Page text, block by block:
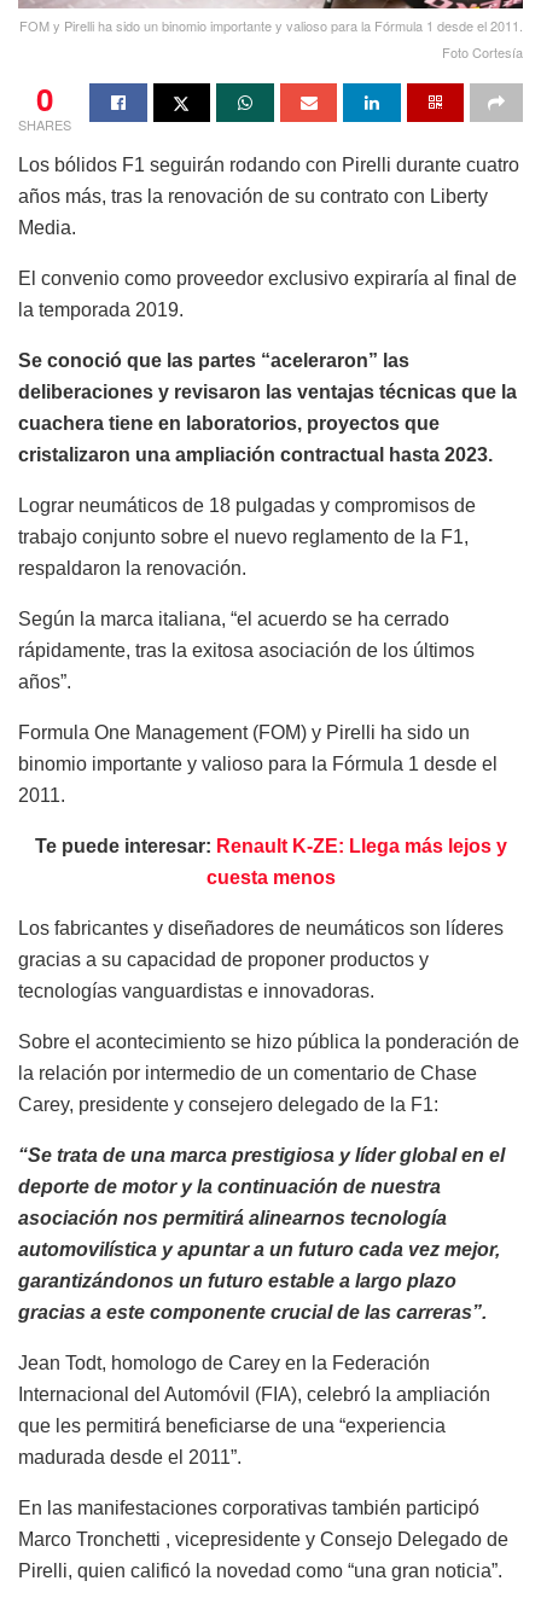
FOM y Pirelli ha sido un binomio importante y valioso para la Fórmula 1 desde el 2011.
Foto Cortesía
0
SHARES
Los bólidos F1 seguirán rodando con Pirelli durante cuatro
años más, tras la renovación de su contrato con Liberty
Media.
El convenio como proveedor exclusivo expiraría al final de
la temporada 2019.
Se conoció que las partes “aceleraron” las
deliberaciones y revisaron las ventajas técnicas que la
cuachera tiene en laboratorios, proyectos que
cristalizaron una ampliación contractual hasta 2023.
Lograr neumáticos de 18 pulgadas y compromisos de
trabajo conjunto sobre el nuevo reglamento de la F1,
respaldaron la renovación.
Según la marca italiana, “el acuerdo se ha cerrado
rápidamente, tras la exitosa asociación de los últimos
años”.
Formula One Management (FOM) y Pirelli ha sido un
binomio importante y valioso para la Fórmula 1 desde el
2011.
Te puede interesar: Renault K-ZE: Llega más lejos y
cuesta menos
Los fabricantes y diseñadores de neumáticos son líderes
gracias a su capacidad de proponer productos y
tecnologías vanguardistas e innovadoras.
Sobre el acontecimiento se hizo pública la ponderación de
la relación por intermedio de un comentario de Chase
Carey, presidente y consejero delegado de la F1:
“Se trata de una marca prestigiosa y líder global en el
deporte de motor y la continuación de nuestra
asociación nos permitirá alinearnos tecnología
automovilística y apuntar a un futuro cada vez mejor,
garantizándonos un futuro estable a largo plazo
gracias a este componente crucial de las carreras”.
Jean Todt, homologo de Carey en la Federación
Internacional del Automóvil (FIA), celebró la ampliación
que les permitirá beneficiarse de una “experiencia
madurada desde el 2011”.
En las manifestaciones corporativas también participó
Marco Tronchetti , vicepresidente y Consejo Delegado de
Pirelli, quien calificó la novedad como “una gran noticia”.